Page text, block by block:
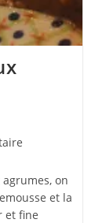
on
et la
et fine